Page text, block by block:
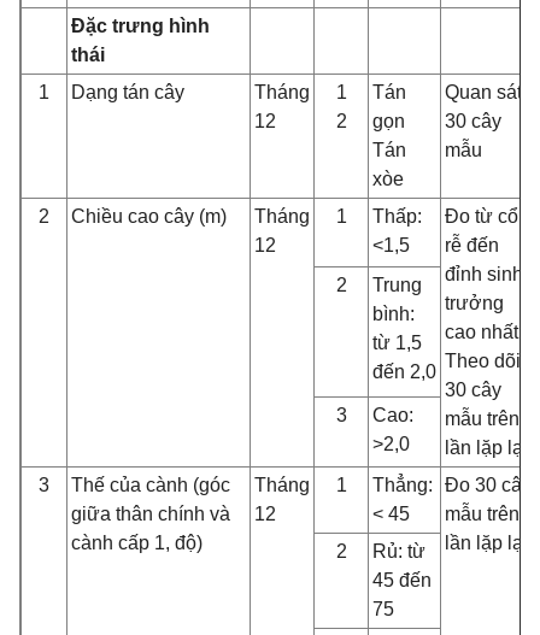
Đặc trưng hình
thái
1
Dạng tán cây
Tháng
12
1
2
Tán
gọn
Tán
xòe
Quan sát
30 cây
mẫu
2 Chiều cao cây (m)
Tháng
12
1
Thấp:
<1,5
Đo từ cổ
rễ đến
đỉnh sinh
trưởng
cao nhất.
Theo dõi
30 cây
mẫu trên 3
lần lặp lại
2
Trung
bình:
từ 1,5
đến 2,0
3
Cao:
>2,0
3
Thế của cành (góc
giữa thân chính và
cành cấp 1, độ)
Tháng
12
1
Thẳng:
< 45
Đo 30 cây
mẫu trên 3
lần lặp lại.
2
Rủ: từ
45 đến
75